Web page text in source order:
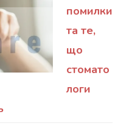
помилки
та те,
що
стомато
логи